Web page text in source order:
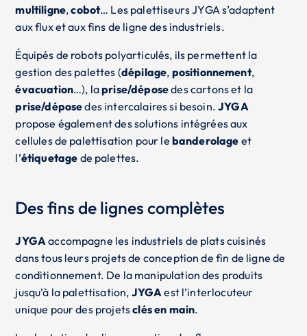
multiligne,cobot… Les palettiseurs JYGA s’adaptent
aux flux et aux fins de ligne des industriels.
Équipés de robots polyarticulés, ils permettent la
gestion des palettes (dépilage, positionnement,
évacuation…), laprise/déposedes cartons et la
prise/déposedes intercalaires si besoin.JYGA
propose également des solutions intégrées aux
cellules de palettisation pour le banderolage et
l’étiquetage de palettes.
Des fins de lignes complètes
JYGA accompagne les industriels de plats cuisinés
dans tous leurs projets de conception de fin de ligne de
conditionnement. De la manipulation des produits
jusqu’à la palettisation, JYGA est l’interlocuteur
unique pour des projetsclés en main.